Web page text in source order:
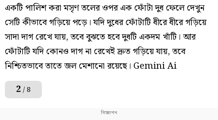
একটি পালিশ করা মসৃণ তলের ওপর এক ফোঁটা দুধ ফেলে দেখুন
সেটি কীভাবে গড়িয়ে পড়ে। যদি দুধের ফোঁটাটি ধীরে ধীরে গড়িয়ে
সাদা দাগ রেখে যায়, তবে বুঝতে হবে দুধটি একদম খাঁটি। আর
ফোঁটাটি যদি কোনও দাগ না রেখেই দ্রুত গড়িয়ে যায়, তবে
নিশ্চিতভাবে তাতে জল মেশানো রয়েছে। Gemini Ai
2 / 8